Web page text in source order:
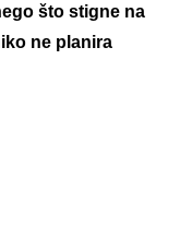
što stigne na
ne planira